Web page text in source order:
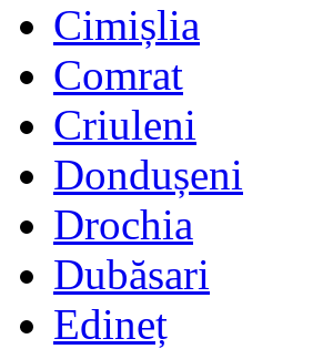
Cimișlia
Comrat
Criuleni
Dondușeni
Drochia
Dubăsari
Edineț